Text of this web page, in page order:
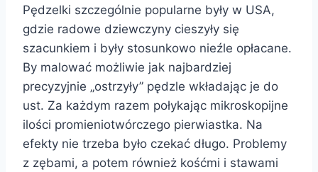
Pędzelki szczególnie popularne były w USA,
gdzie radowe dziewczyny cieszyły się
szacunkiem i były stosunkowo nieźle opłacane.
By malować możliwie jak najbardziej
precyzyjnie „ostrzyły” pędzle wkładając je do
ust. Za każdym razem połykając mikroskopijne
ilości promieniotwórczego pierwiastka. Na
efekty nie trzeba było czekać długo. Problemy
z zębami, a potem również kośćmi i stawami